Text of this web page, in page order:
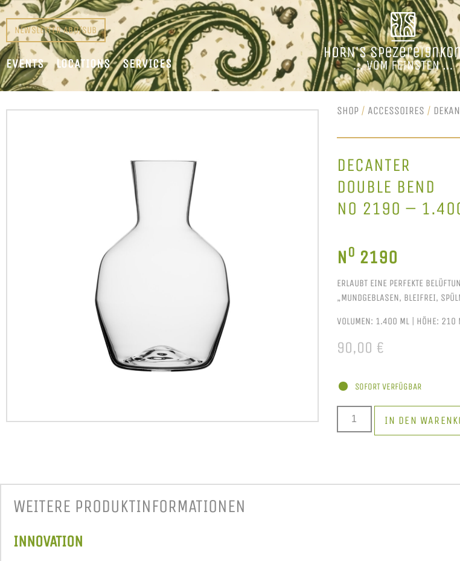
NEWSLETTER ABO/SUB
EVENTS LOCATIONS SERVICES
SHOP/ ACCESSOIRES /
DECANTER
DOUBLE BEND
NO 2190 –
NO 2190
ERLAUBT EINE PERFEKTE
„MUNDGEBLASEN, BLEIFREI,
VOLUMEN: 1.400 ML | HÖHE: 210
90,00 €
SOFORT VERFÜGBAR
IN DEN
WEITERE PRODUKT­INFORMATIONEN
INNOVATION